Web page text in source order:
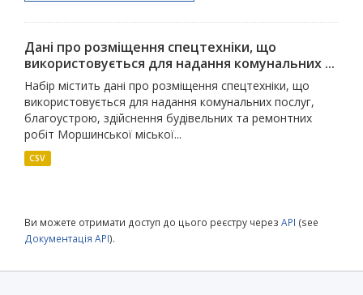
Дані про розміщення спецтехніки, що
використовується для надання комунальних ...
Набір містить дані про розміщення спецтехніки, що
використовується для надання комунальних послуг,
благоустрою, здійснення будівельних та ремонтних
робіт Моршинської міської...
CSV
Ви можете отримати доступ до цього реєстру через API (see
Документація API).